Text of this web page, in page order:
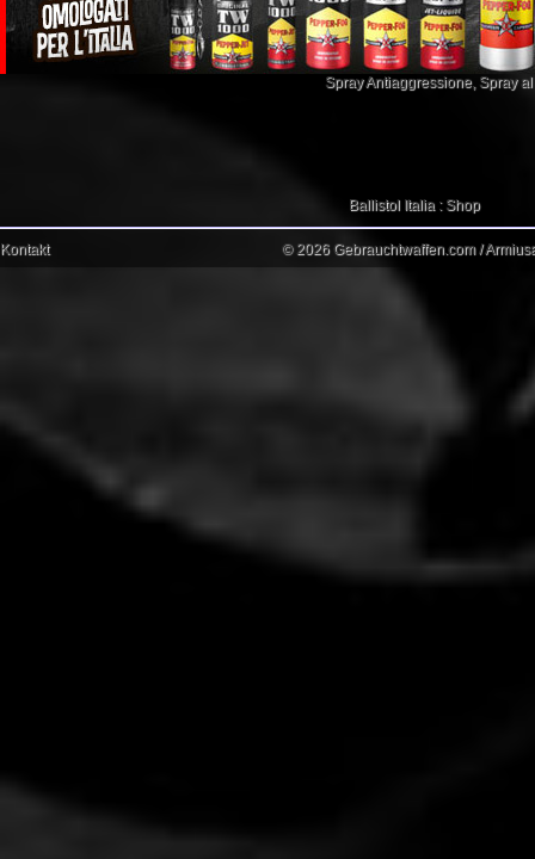
Spray Antiaggressione, Spray
Ballistol Italia : Shop
Kontakt © 2026 Gebrauchtwaffen.com /